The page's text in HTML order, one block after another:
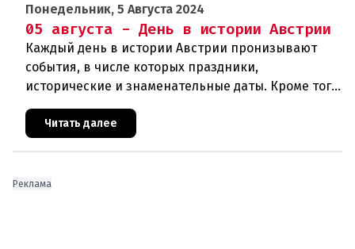
Понедельник, 5 Августа 2024
05 августа - День в истории Австрии
Каждый день в истории Австрии пронизывают
события, в числе которых праздники,
исторические и знаменательные даты. Кроме того
дни рождения различных деятелей страны, а
также дни их смерти. Что же произ
Читать далее
Реклама